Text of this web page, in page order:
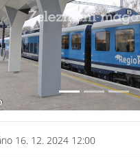
16. 12. 2024 12:00